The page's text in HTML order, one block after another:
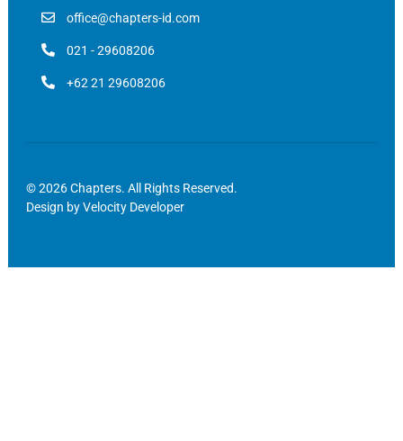
office@chapters-id.com
021 - 29608206
+62 21 29608206
© 2026 Chapters. All Rights Reserved.
Design byVelocity Developer